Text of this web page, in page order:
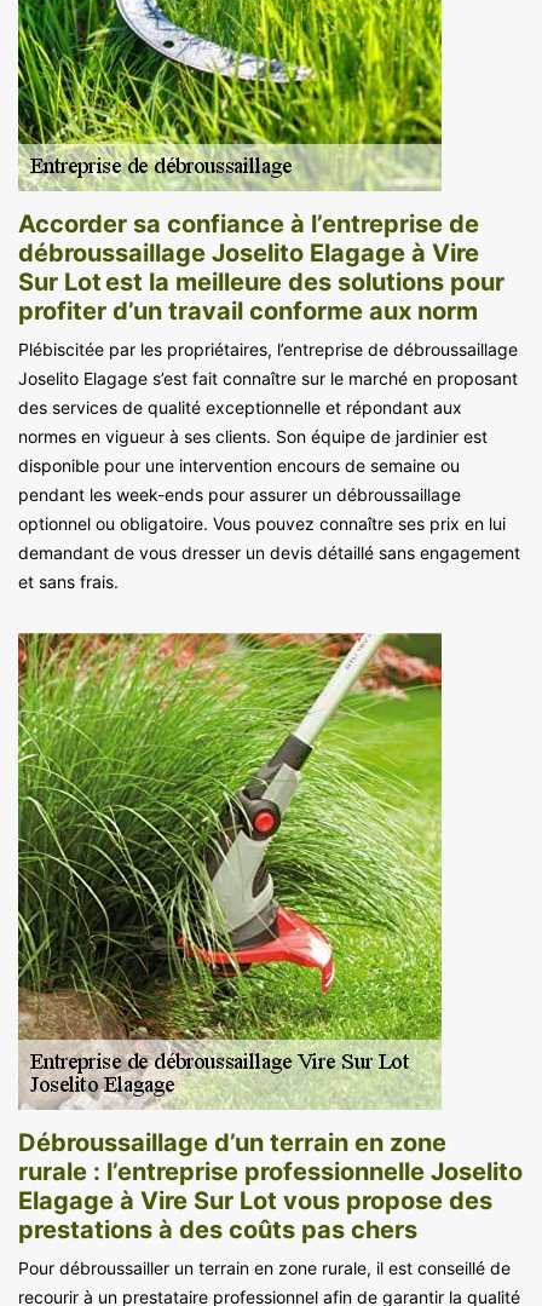
Accorder sa confiance à l’entreprise de
débroussaillage Joselito Elagage à Vire
Sur Lot est la meilleure des solutions pour
profiter d’un travail conforme aux norm
Plébiscitée par les propriétaires, l’entreprise de débroussaillage
Joselito Elagage s’est fait connaître sur le marché en proposant
des services de qualité exceptionnelle et répondant aux
normes en vigueur à ses clients. Son équipe de jardinier est
disponible pour une intervention encours de semaine ou
pendant les week-ends pour assurer un débroussaillage
optionnel ou obligatoire. Vous pouvez connaître ses prix en lui
demandant de vous dresser un devis détaillé sans engagement
et sans frais.
Débroussaillage d’un terrain en zone
rurale : l’entreprise professionnelle Joselito
Elagage à Vire Sur Lot vous propose des
prestations à des coûts pas chers
Pour débroussailler un terrain en zone rurale, il est conseillé de
recourir à un prestataire professionnel afin de garantir la qualité